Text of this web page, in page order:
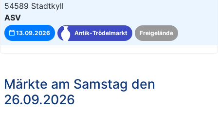
54589 Stadtkyll
ASV
13.09.2026 Antik-Trödelmarkt Freigelände
Märkte am Samstag den
26.09.2026